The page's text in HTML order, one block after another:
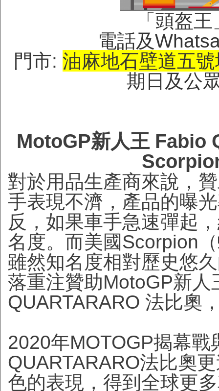
「頭盔
電話及
門市: 油麻地石壁道五
期日及公
MotoGP新人王 Fabio
對於用品生產商來說，
手表現不濟，產品的曝
反，如果車手急速彈起
名度。而美國Scorpion
雖然知名度相對歷史悠
落重注贊助MotoGP新
QUARTARARO 法比奧
2020年MOTOGP揭幕
QUARTARARO法比奧
色的表現，得到全球更